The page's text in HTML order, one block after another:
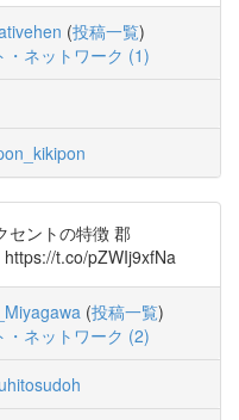
(投稿一覧)
・ネットワーク (1)
クセントの特徴 郡
t.co/pZWIj9xfNa
(投稿一覧)
・ネットワーク (2)